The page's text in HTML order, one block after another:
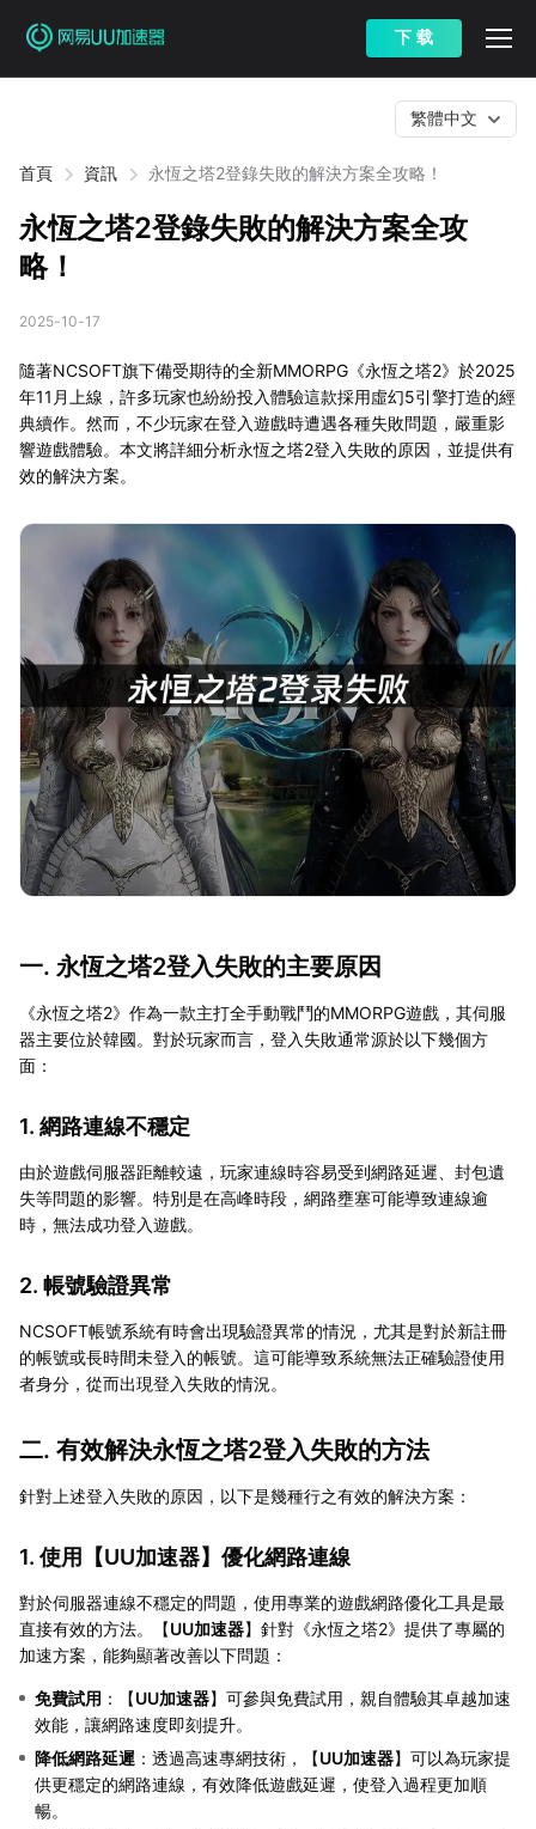
下 载
首頁 資訊 永恆之塔2登錄失敗的解決方案全攻略！
繁體中文
永恆之塔2登錄失敗的解決方案全攻
略！
2025-10-17
隨著NCSOFT旗下備受期待的全新MMORPG《永恆之塔2》於2025
年11月上線，許多玩家也紛紛投入體驗這款採用虛幻5引擎打造的經
典續作。然而，不少玩家在登入遊戲時遭遇各種失敗問題，嚴重影
響遊戲體驗。本文將詳細分析永恆之塔2登入失敗的原因，並提供有
效的解決方案。
一. 永恆之塔2登入失敗的主要原因
《永恆之塔2》作為一款主打全手動戰鬥的MMORPG遊戲，其伺服
器主要位於韓國。對於玩家而言，登入失敗通常源於以下幾個方
面：
1. 網路連線不穩定
由於遊戲伺服器距離較遠，玩家連線時容易受到網路延遲、封包遺
失等問題的影響。特別是在高峰時段，網路壅塞可能導致連線逾
時，無法成功登入遊戲。
2. 帳號驗證異常
NCSOFT帳號系統有時會出現驗證異常的情況，尤其是對於新註冊
的帳號或長時間未登入的帳號。這可能導致系統無法正確驗證使用
者身分，從而出現登入失敗的情況。
二. 有效解決永恆之塔2登入失敗的方法
針對上述登入失敗的原因，以下是幾種行之有效的解決方案：
1. 使用【UU加速器】優化網路連線
對於伺服器連線不穩定的問題，使用專業的遊戲網路優化工具是最
直接有效的方法。【UU加速器】針對《永恆之塔2》提供了專屬的
加速方案，能夠顯著改善以下問題：
免費試用 ：【UU加速器】可參與免費試用，親自體驗其卓越加速
效能，讓網路速度即刻提升。
降低網路延遲 ：透過高速專網技術，【UU加速器】可以為玩家提
供更穩定的網路連線，有效降低遊戲延遲，使登入過程更加順
暢。